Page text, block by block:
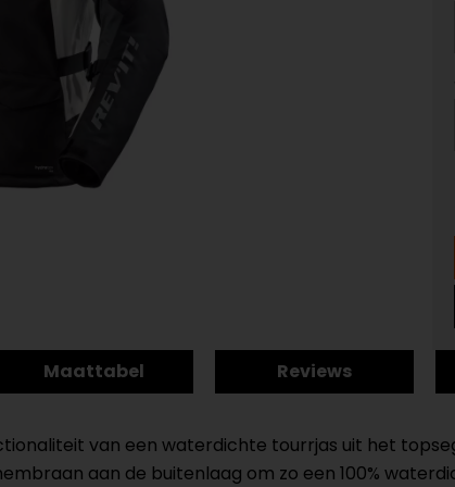
Maattabel Reviews
van een waterdichte tourrjas uit het
aan de buitenlaag om zo een 100%